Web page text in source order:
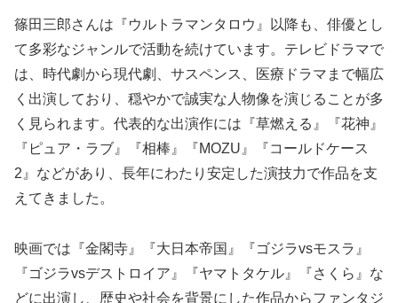
篠田三郎さんは『ウルトラマンタロウ』以降も、俳優とし
て多彩なジャンルで活動を続けています。テレビドラマで
は、時代劇から現代劇、サスペンス、医療ドラマまで幅広
く出演しており、穏やかで誠実な人物像を演じることが多
く見られます。代表的な出演作には『草燃える』『花神』
『ピュア・ラブ』『相棒』『MOZU』『コールドケース
2』などがあり、長年にわたり安定した演技力で作品を支
えてきました。
映画では『金閣寺』『大日本帝国』『ゴジラvsモスラ』
『ゴジラvsデストロイア』『ヤマトタケル』『さくら』な
どに出演し、歴史や社会を背景にした作品からファンタジ